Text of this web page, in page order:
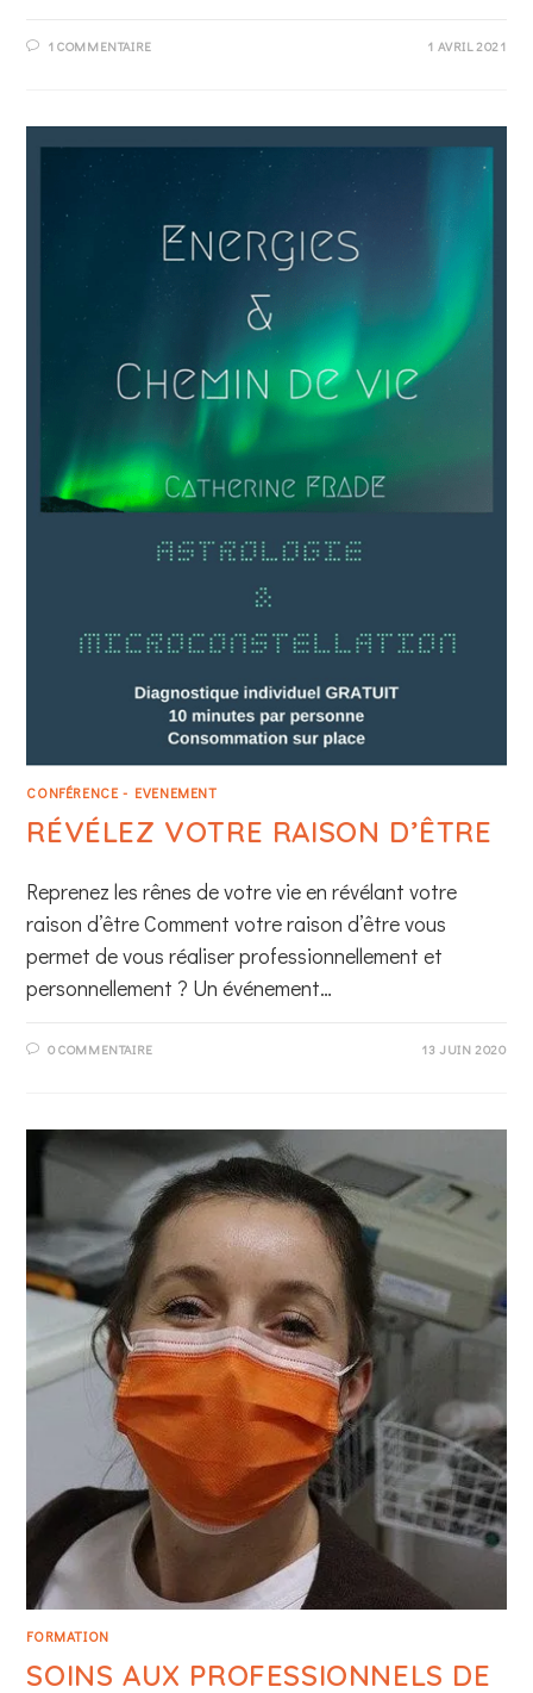
1 COMMENTAIRE 1 AVRIL 2021
CONFÉRENCE - EVENEMENT
RÉVÉLEZ VOTRE RAISON D’ÊTRE
Reprenez les rênes de votre vie en révélant votre
raison d’être Comment votre raison d’être vous
permet de vous réaliser professionnellement et
personnellement ? Un événement…
0 COMMENTAIRE 13 JUIN 2020
FORMATION
SOINS AUX PROFESSIONNELS DE